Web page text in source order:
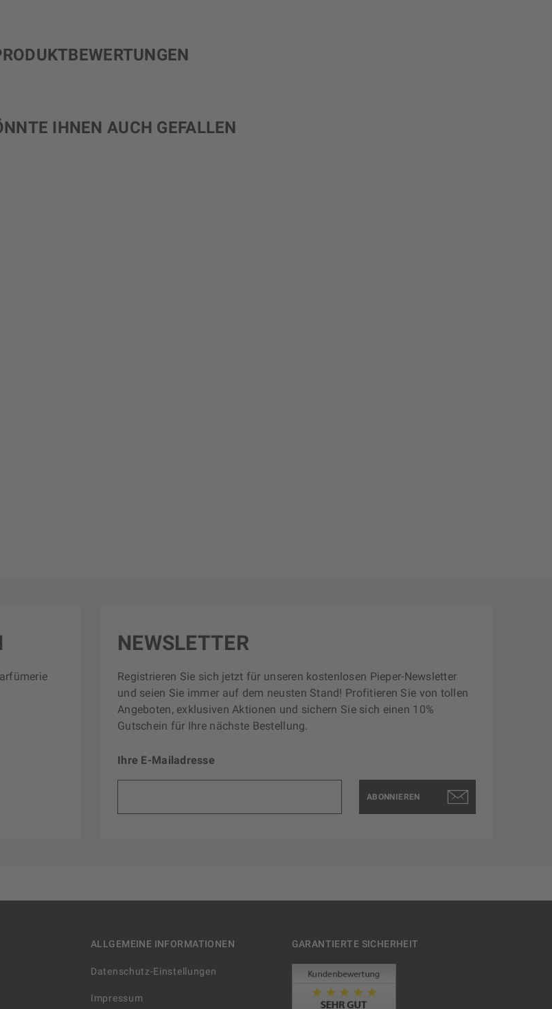
IHNEN AUCH GEFALLEN
NEWSLETTER
Registrieren Sie sich jetzt für unseren kostenlosen Pieper-Newsletter
und seien Sie immer auf dem neusten Stand! Profitieren Sie von tollen
Angeboten, exklusiven Aktionen und sichern Sie sich einen 10%
Gutschein für Ihre nächste Bestellung.
Ihre E-Mailadresse
ABONNIEREN
ALLGEMEINE INFORMATIONEN
Datenschutz-Einstellungen
Impressum
GARANTIERTE SICHERHEIT